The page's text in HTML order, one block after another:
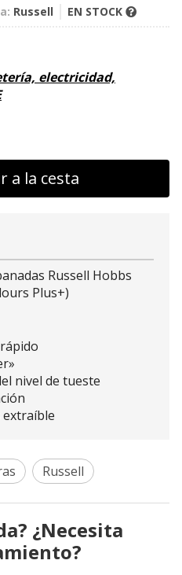
Russell EN STOCK
electricidad,
a la cesta
Russell Hobbs
Plus+)
nivel de tueste
extraíble
Russell
¿Necesita